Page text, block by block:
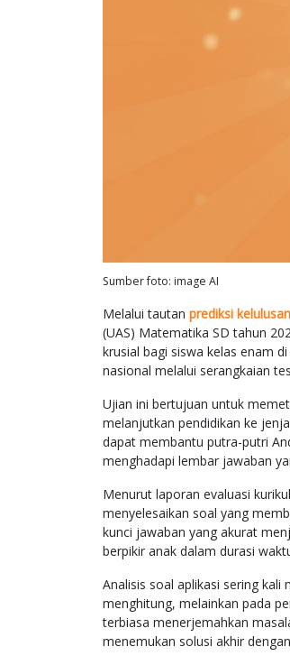
Sumber foto: image AI
Melalui tautan prediksi
(UAS) Matematika SD tahun
krusial bagi siswa kelas enam
nasional melalui serangkaian
Ujian ini bertujuan untuk
melanjutkan pendidikan ke
dapat membantu putra-putri
menghadapi lembar jawaban
Menurut laporan evaluasi
menyelesaikan soal yang
kunci jawaban yang akurat
berpikir anak dalam durasi
Analisis soal aplikasi sering
menghitung, melainkan pada
terbiasa menerjemahkan
menemukan solusi akhir